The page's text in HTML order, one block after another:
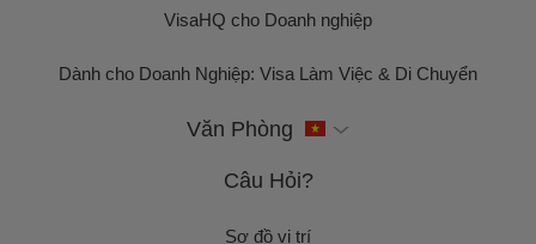
VisaHQ cho Doanh nghiệp
Dành cho Doanh Nghiệp: Visa Làm Việc & Di Chuyển
Văn Phòng
Câu Hỏi?
Sơ đồ vị trí